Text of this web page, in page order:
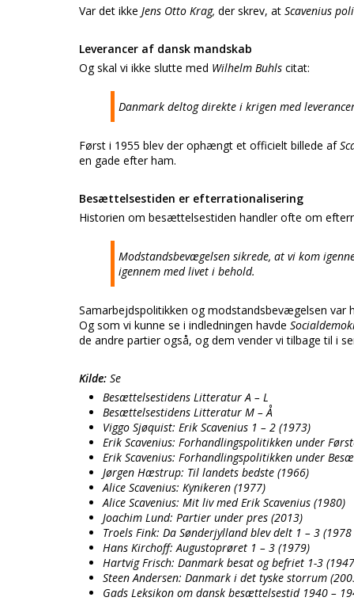
Var det ikke Jens Otto Krag, der skrev, at Scavenius
Leverancer af dansk mandskab
Og skal vi ikke slutte med Wilhelm Buhls citat:
Danmark deltog direkte i krigen med
Først i 1955 blev der ophængt et officielt billede af
en gade efter ham.
Besættelsestiden er efterrationalisering
Historien om besættelsestiden handler ofte om
Modstandsbevægelsen sikrede, at vi kom
igennem med livet i behold.
Samarbejdspolitikken og modstandsbevægelsen
Og som vi kunne se i indledningen havde
de andre partier også, og dem vender vi tilbage til i
Kilde: Se
Besættelsestidens Litteratur A – L
Besættelsestidens Litteratur M – Å
Viggo Sjøquist: Erik Scavenius 1 – 2 (1973)
Erik Scavenius: Forhandlingspolitikken under
Erik Scavenius: Forhandlingspolitikken under
Jørgen Hæstrup: Til landets bedste (1966)
Alice Scavenius: Kynikeren (1977)
Alice Scavenius: Mit liv med Erik Scavenius (1980)
Joachim Lund: Partier under pres (2013)
Troels Fink: Da Sønderjylland blev delt 1 – 3
Hans Kirchoff: Augustoprøret 1 – 3 (1979)
Hartvig Frisch: Danmark besat og befriet 1-3
Steen Andersen: Danmark i det tyske storrum
Gads Leksikon om dansk besættelsestid 1940 –